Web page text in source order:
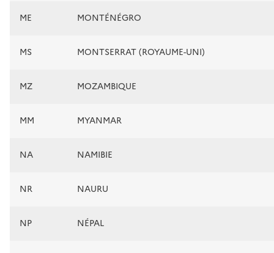
ME MONTÉNÉGRO
MS MONTSERRAT (ROYAUME-UNI)
MZ MOZAMBIQUE
MM MYANMAR
NA NAMIBIE
NR NAURU
NP NÉPAL